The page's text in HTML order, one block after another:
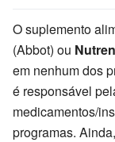
O suplemento
(Abbot) ou
em nenhum dos
é responsável
medicamentos/
programas.